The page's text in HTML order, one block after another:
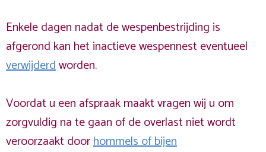
Enkele dagen nadat de wespenbestrijding is
afgerond kan het inactieve wespennest eventueel
verwijderdworden.
Voordat u een afspraak maakt vragen wij u om
zorgvuldig na te gaan of de overlast niet wordt
veroorzaakt doorhommels of bijen